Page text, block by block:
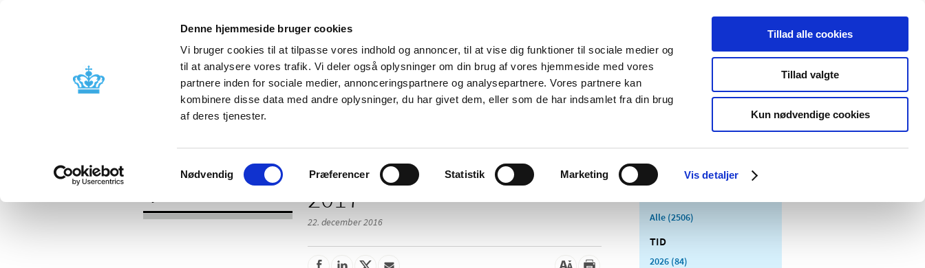
Denne hjemmeside bruger cookies
Vi bruger cookies til at tilpasse vores indhold og annoncer, til at vise dig funktioner til sociale medier og
til at analysere vores trafik. Vi deler også oplysninger om din brug af vores hjemmeside med vores
partnere inden for sociale medier, annonceringspartnere og analysepartnere. Vores partnere kan
kombinere disse data med andre oplysninger, du har givet dem, eller som de har indsamlet fra din brug
af deres tjenester.
Samtykkevalg
Nødvendig Præferencer Statistik Marketing Vis detaljer
Tillad alle cookies
Tillad valgte
Kun nødvendige cookies
Nyheder Om os Kontakt Udgivelser
Godkendelse og
Bivirkninger og
produktinformation
Tilskud og
Apoteker og salg af
Medicinsk
Særlige
produktområder
2017
22. december 2016 Alle (2506)
TID
2026 (84)